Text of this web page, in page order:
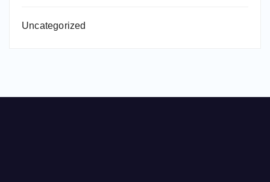
Uncategorized